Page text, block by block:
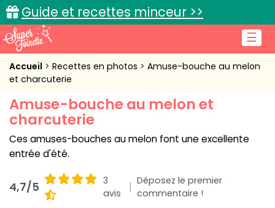
☰
Guide et recettes minceur >>
Accueil
Cuisine pratique
L'actu cuisine
Accueil Recettes en photos
Amuse-bouche au melon
et charcuterie
Amuse-bouche au melon et
charcuterie
Ces amuses-bouches au melon font une excellente
entrée d'été.
4,7/5
3
avis
Déposez le premier
commentaire !